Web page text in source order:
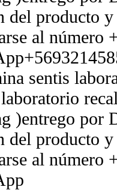
del producto
al número
sentis
)entrego por
del producto
al número